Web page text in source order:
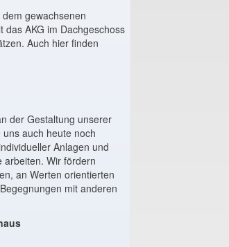
gewachsenen
AKG im Dachgeschoss
Auch hier finden
der Gestaltung unserer
auch heute noch
Anlagen und
arbeiten. Wir fördern
an Werten orientierten
mit anderen